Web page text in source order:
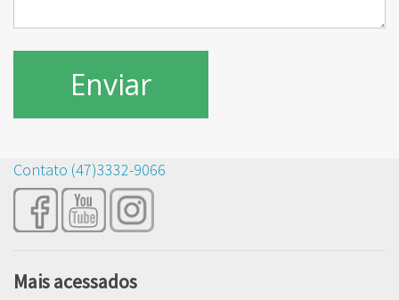
Contato (47)3332-9066
Mais acessados